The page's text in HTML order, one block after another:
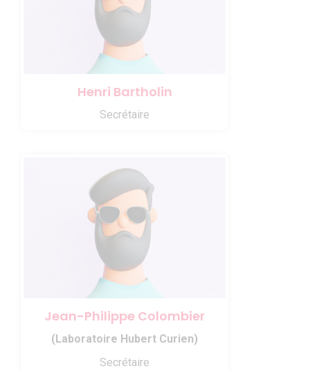
Henri Bartholin
Secrétaire
Jean-Philippe Colombier
(Laboratoire Hubert Curien)
Secrétaire